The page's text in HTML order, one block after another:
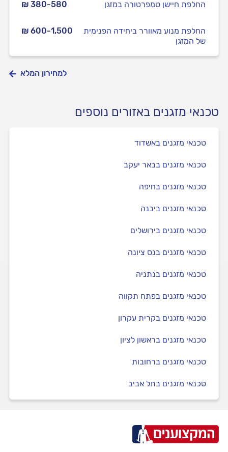
₪ 380-580 החלפת חיישן טמפרטורה במזגן
₪ 600-1,500
החלפת מנוע מאוורר ביחידה הפנימית
של המזגן
למחירון המלא
טכנאי מזגנים באזורים נוספים
טכנאי מזגנים באשדוד
טכנאי מזגנים בבאר יעקב
טכנאי מזגנים בחיפה
טכנאי מזגנים ביבנה
טכנאי מזגנים בירושלים
טכנאי מזגנים בנס ציונה
טכנאי מזגנים בנתניה
טכנאי מזגנים בפתח תקווה
טכנאי מזגנים בקרית עקרון
טכנאי מזגנים בראשון לציון
טכנאי מזגנים ברחובות
טכנאי מזגנים בתל אביב